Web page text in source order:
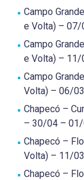
Campo
e Volta) –
Campo
e Volta) –
Campo
Volta) – 06/
Chapecó –
– 30/04 –
Chapecó –
Volta) – 11/
Chapecó –